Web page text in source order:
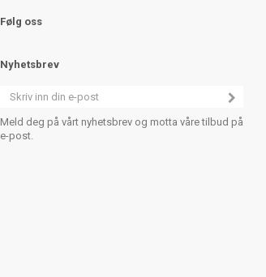
Følg oss
Nyhetsbrev
Meld deg på vårt nyhetsbrev og motta våre tilbud på
e-post.